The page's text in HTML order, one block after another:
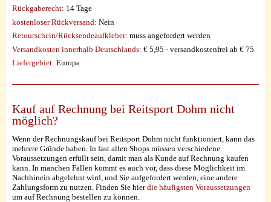
Rückgaberecht: 14 Tage
kostenloser Rückversand: Nein
Retourschein/Rücksendeaufkleber: muss angefordert werden
Versandkosten innerhalb Deutschlands: € 5,95 - versandkostenfrei ab € 75
Liefergebiet: Europa
Kauf auf Rechnung bei Reitsport Dohm nicht
möglich?
Wenn der Rechnungskauf bei Reitsport Dohm nicht funktioniert, kann das
mehrere Gründe haben. In fast allen Shops müssen verschiedene
Voraussetzungen erfüllt sein, damit man als Kunde auf Rechnung kaufen
kann. In manchen Fällen kommt es auch vor, dass diese Möglichkeit im
Nachhinein abgelehnt wird, und Sie aufgefordert werden, eine andere
Zahlungsform zu nutzen. Finden Sie hierdie häufigsten Voraussetzungen
um auf Rechnung bestellen zu können.